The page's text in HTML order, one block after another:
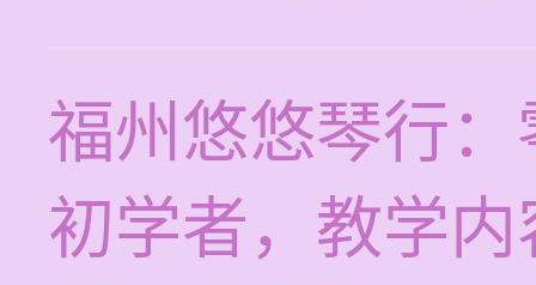
福州悠悠琴行
初学者，教学